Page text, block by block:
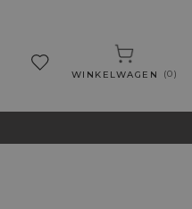
WINKELWAGEN 0